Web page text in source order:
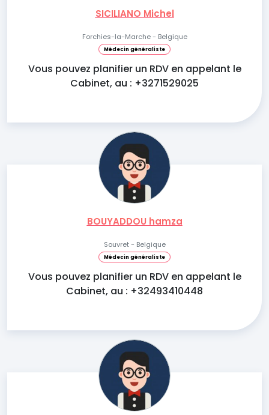
SICILIANO Michel
Forchies-la-Marche - Belgique
Médecin généraliste
Vous pouvez planifier un RDV en appelant le
Cabinet, au : +3271529025
BOUYADDOU hamza
Souvret - Belgique
Médecin généraliste
Vous pouvez planifier un RDV en appelant le
Cabinet, au : +32493410448